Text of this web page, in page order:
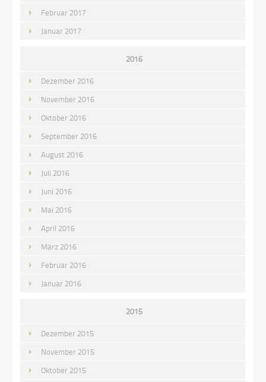
Februar 2017
Januar 2017
2016
Dezember 2016
November 2016
Oktober 2016
September 2016
August 2016
Juli 2016
Juni 2016
Mai 2016
April 2016
März 2016
Februar 2016
Januar 2016
2015
Dezember 2015
November 2015
Oktober 2015